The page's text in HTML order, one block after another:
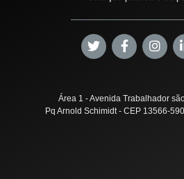
Área 1 - Avenida Trabalhador
Pq Arnold Schimidt - CEP 13566-